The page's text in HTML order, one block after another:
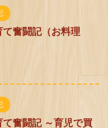
奮闘記（お料理
奮闘記 ～育児で買